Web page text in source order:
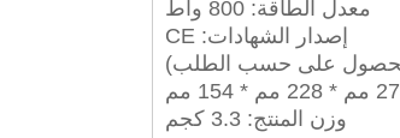
معدل الطاقة: 800 واط
إصدار الشهادات: CE
وزن المنتج: 3.3 كجم